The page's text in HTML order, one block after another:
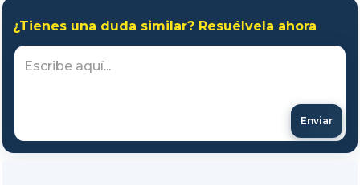
¿Tienes una duda similar? Resuélvela ahora
Enviar